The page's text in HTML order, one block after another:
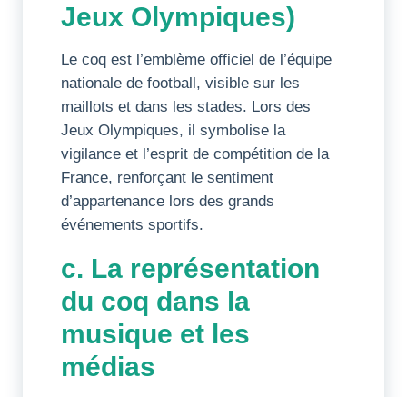
Jeux Olympiques)
Le coq est l’emblème officiel de l’équipe
nationale de football, visible sur les
maillots et dans les stades. Lors des
Jeux Olympiques, il symbolise la
vigilance et l’esprit de compétition de la
France, renforçant le sentiment
d’appartenance lors des grands
événements sportifs.
c. La représentation
du coq dans la
musique et les
médias